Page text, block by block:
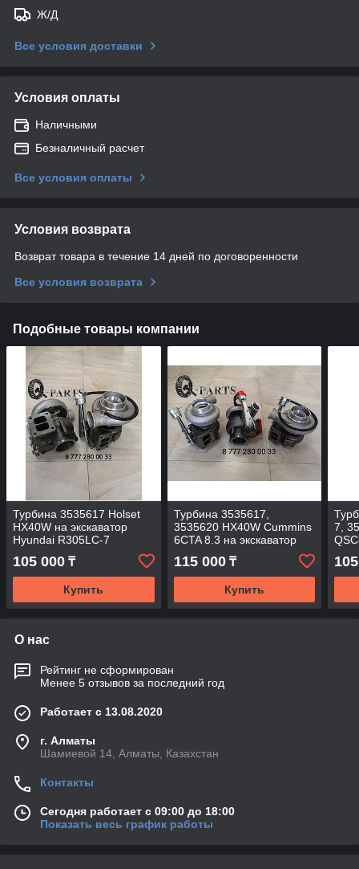
Ж/Д
Все условия доставки
Условия оплаты
Наличными
Безналичный расчет
Все условия оплаты
Условия возврата
Возврат товара в течение 14 дней по договоренности
Все условия возврата
Подобные товары компании
Турбина 3535617 Holset
HX40W на экскаватор
Hyundai R305LC-7
105 000 ₸
Купить
Турбина 3535617,
3535620 HX40W Cummins
6CTA 8.3 на экскаватор
Hyundai R305LC-7
115 000₸
Купить
7,
О нас
Рейтинг не сформирован
Менее 5 отзывов за последний год
Работает с 13.08.2020
г. Алматы
Шамиевой 14, Алматы, Казахстан
Контакты
Сегодня работает с 09:00 до 18:00
Показать весь график работы